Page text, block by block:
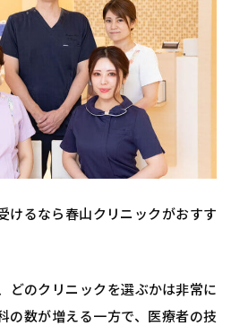
けるなら春山クリニックがおすす
どのクリニックを選ぶかは非常に
の数が増える一方で、医療者の技